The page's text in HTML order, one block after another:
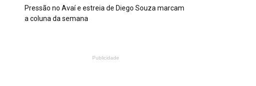
Pressão no Avaí e estreia de Diego Souza marcam
a coluna da semana
Publicidade